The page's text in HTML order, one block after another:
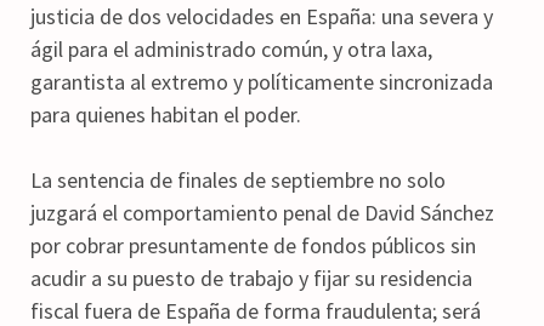
justicia de dos velocidades en España: una severa y
ágil para el administrado común, y otra laxa,
garantista al extremo y políticamente sincronizada
para quienes habitan el poder.
La sentencia de finales de septiembre no solo
juzgará el comportamiento penal de David Sánchez
por cobrar presuntamente de fondos públicos sin
acudir a su puesto de trabajo y fijar su residencia
fiscal fuera de España de forma fraudulenta; será